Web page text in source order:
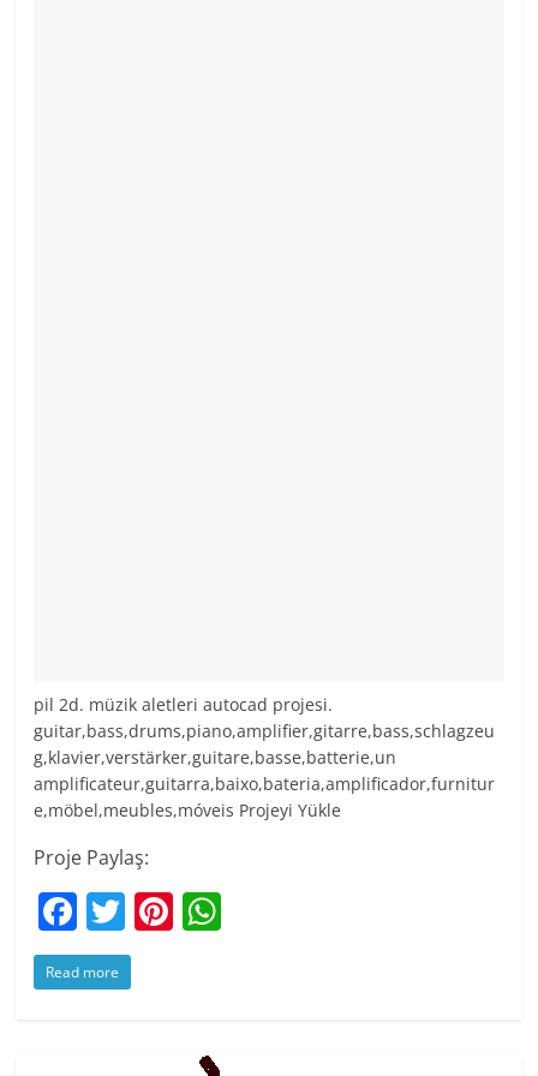
pil 2d. müzik aletleri autocad projesi.
guitar,bass,drums,piano,amplifier,gitarre,bass,schlagzeu
g,klavier,verstärker,guitare,basse,batterie,un
amplificateur,guitarra,baixo,bateria,amplificador,furnitur
e,möbel,meubles,móveis Projeyi Yükle
Proje Paylaş:
F
a
c
T
w
itt
Pi
st
Read more